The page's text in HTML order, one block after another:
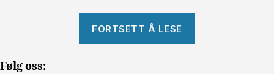
FORTSETT Å LESE
Følg oss: